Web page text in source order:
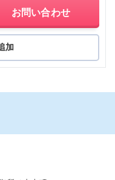
お問い合わせ
加